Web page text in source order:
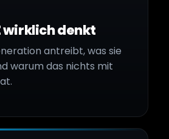
wirklich denkt
antreibt, was sie
warum das nichts mit